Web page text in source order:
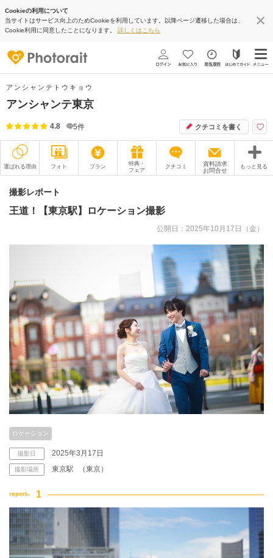
Cookieの利用について
当サイトはサービス向上のためCookieを利用しています。以降ページ遷移した場合は、
Cookie利用に同意したことになります。 詳しくはこちら
アンシャンテトウキョウ
アンシャンテ東京
4.8 5件 クチコミを書く
選ばれる理由 フォト プラン
特典・
フェア
クチコミ
資料請求
お問合せ
もっと見る
撮影レポート
衣装 ムービー
スタジオトップ
こだわりポイント
スタジオでの撮影 海での撮影
フォト＋会食 豊富な色打掛・着物
チャペルでの撮影
家族・友人と撮影
豊富なカラードレス
国内出張撮影
撮影レポート
王道！【東京駅】ロケーション撮影
公開日：2025年10月17日（金）
ロケーション
撮影日 2025年3月17日
撮影場所 東京駅 （東京）